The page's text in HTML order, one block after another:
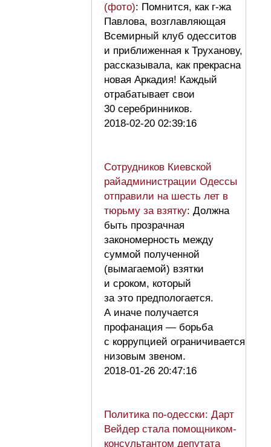
(фото): Помнится, как г-жа
Павлова, возглавляющая
Всемирный клуб одесситов
и приближенная к Труханову,
рассказывала, как прекрасна
новая Аркадия! Каждый
отрабатывает свои
30 серебринников.
2018-02-20 02:39:16
Сотрудников Киевской
райадминистрации Одессы
отправили на шесть лет в
тюрьму за взятку: Должна
быть прозрачная
закономерность между
суммой полученной
(вымагаемой) взятки
и сроком, который
за это предпологается.
А иначе получается
профанация — борьба
с коррупцией ограничивается
низовым звеном.
2018-01-26 20:47:16
Политика по-одесски: Дарт
Вейдер стала помощником-
консультантом депутата